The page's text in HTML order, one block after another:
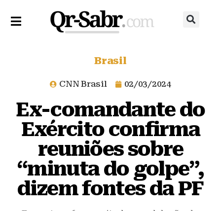
Brasil
CNN Brasil 02/03/2024
Ex-comandante do
Exército confirma
reuniões sobre
“minuta do golpe”,
dizem fontes da PF